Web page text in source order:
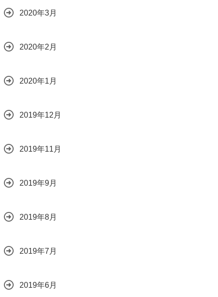
2020年3月
2020年2月
2020年1月
2019年12月
2019年11月
2019年9月
2019年8月
2019年7月
2019年6月